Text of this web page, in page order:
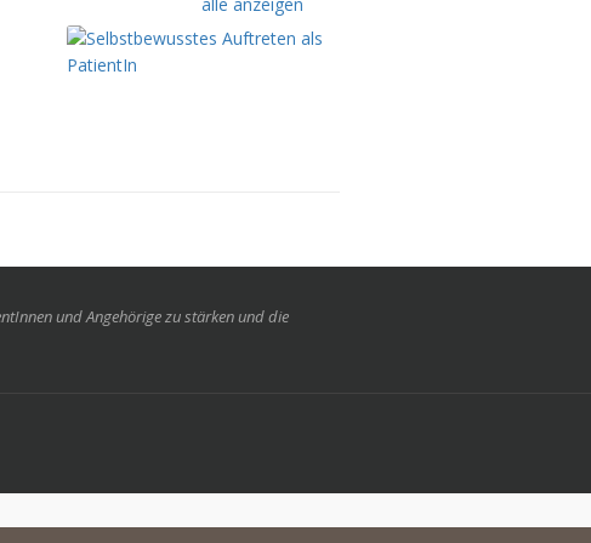
alle anzeigen
und Angehörige zu stärken und die